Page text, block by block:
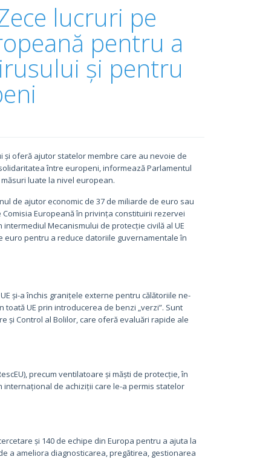
lucruri pe
pentru a
și pentru
oferă ajutor statelor membre care au nevoie de
între europeni, informează Parlamentul
luate la nivel european.
de ajutor economic de 37 de miliarde de euro sau
Europeană în privința constituirii rezervei
Mecanismului de protecție civilă al UE
euro pentru a reduce datoriile guvernamentale în
și-a închis granițele externe pentru călătoriile ne-
UE prin introducerea de benzi „verzi”. Sunt
și Control al Bolilor, care oferă evaluări rapide ale
precum ventilatoare și măști de protecție, în
internațional de achiziții care le-a permis statelor
și 140 de echipe din Europa pentru a ajuta la
a ameliora diagnosticarea, pregătirea, gestionarea